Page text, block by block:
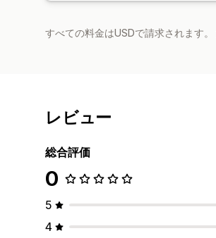
すべての料金はUSDで請求されます。
レビュー
総合評価
0
5
4